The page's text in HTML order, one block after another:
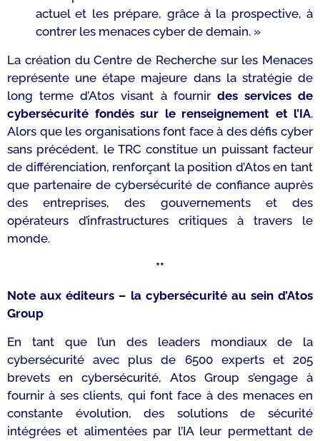
actuel et les prépare, grâce à la prospective, à
contrer les menaces cyber de demain. »
La création du Centre de Recherche sur les Menaces
représente une étape majeure dans la stratégie de
long terme d’Atos visant à fournir des services de
cybersécurité fondés sur le renseignement et l’IA.
Alors que les organisations font face à des défis cyber
sans précédent, le TRC constitue un puissant facteur
de différenciation, renforçant la position d’Atos en tant
que partenaire de cybersécurité de confiance auprès
des entreprises, des gouvernements et des
opérateurs d’infrastructures critiques à travers le
monde.
**
Note aux éditeurs – la cybersécurité au sein d’Atos
Group
En tant que l’un des leaders mondiaux de la
cybersécurité avec plus de 6500 experts et 205
brevets en cybersécurité, Atos Group s’engage à
fournir à ses clients, qui font face à des menaces en
constante évolution, des solutions de sécurité
intégrées et alimentées par l’IA leur permettant de